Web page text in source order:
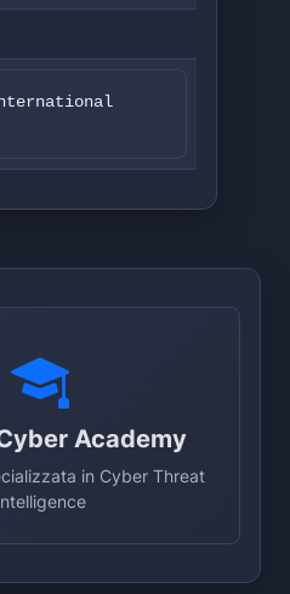
Academy
in Cyber Threat